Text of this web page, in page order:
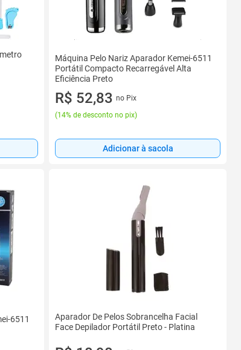
Máquina Pelo Nariz Aparador Kemei-6511
Portátil Compacto Recarregável Alta
Eficiência Preto
R$ 52,83 no Pix
(14% de desconto no pix)
Adicionar à sacola
6511
Aparador De Pelos Sobrancelha Facial
Face Depilador Portátil Preto - Platina